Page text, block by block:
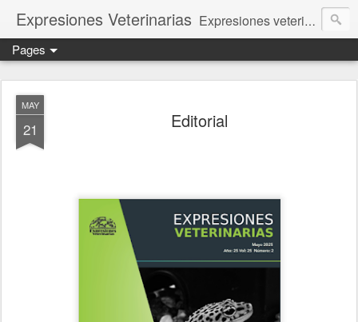
Expresiones Veterinarias Expresiones veterinarias es una publicación en linea de la biblioteca de la Facultad de Veterinaria y Zootecnia de la UNAM
Pages
MAY
21 Editorial